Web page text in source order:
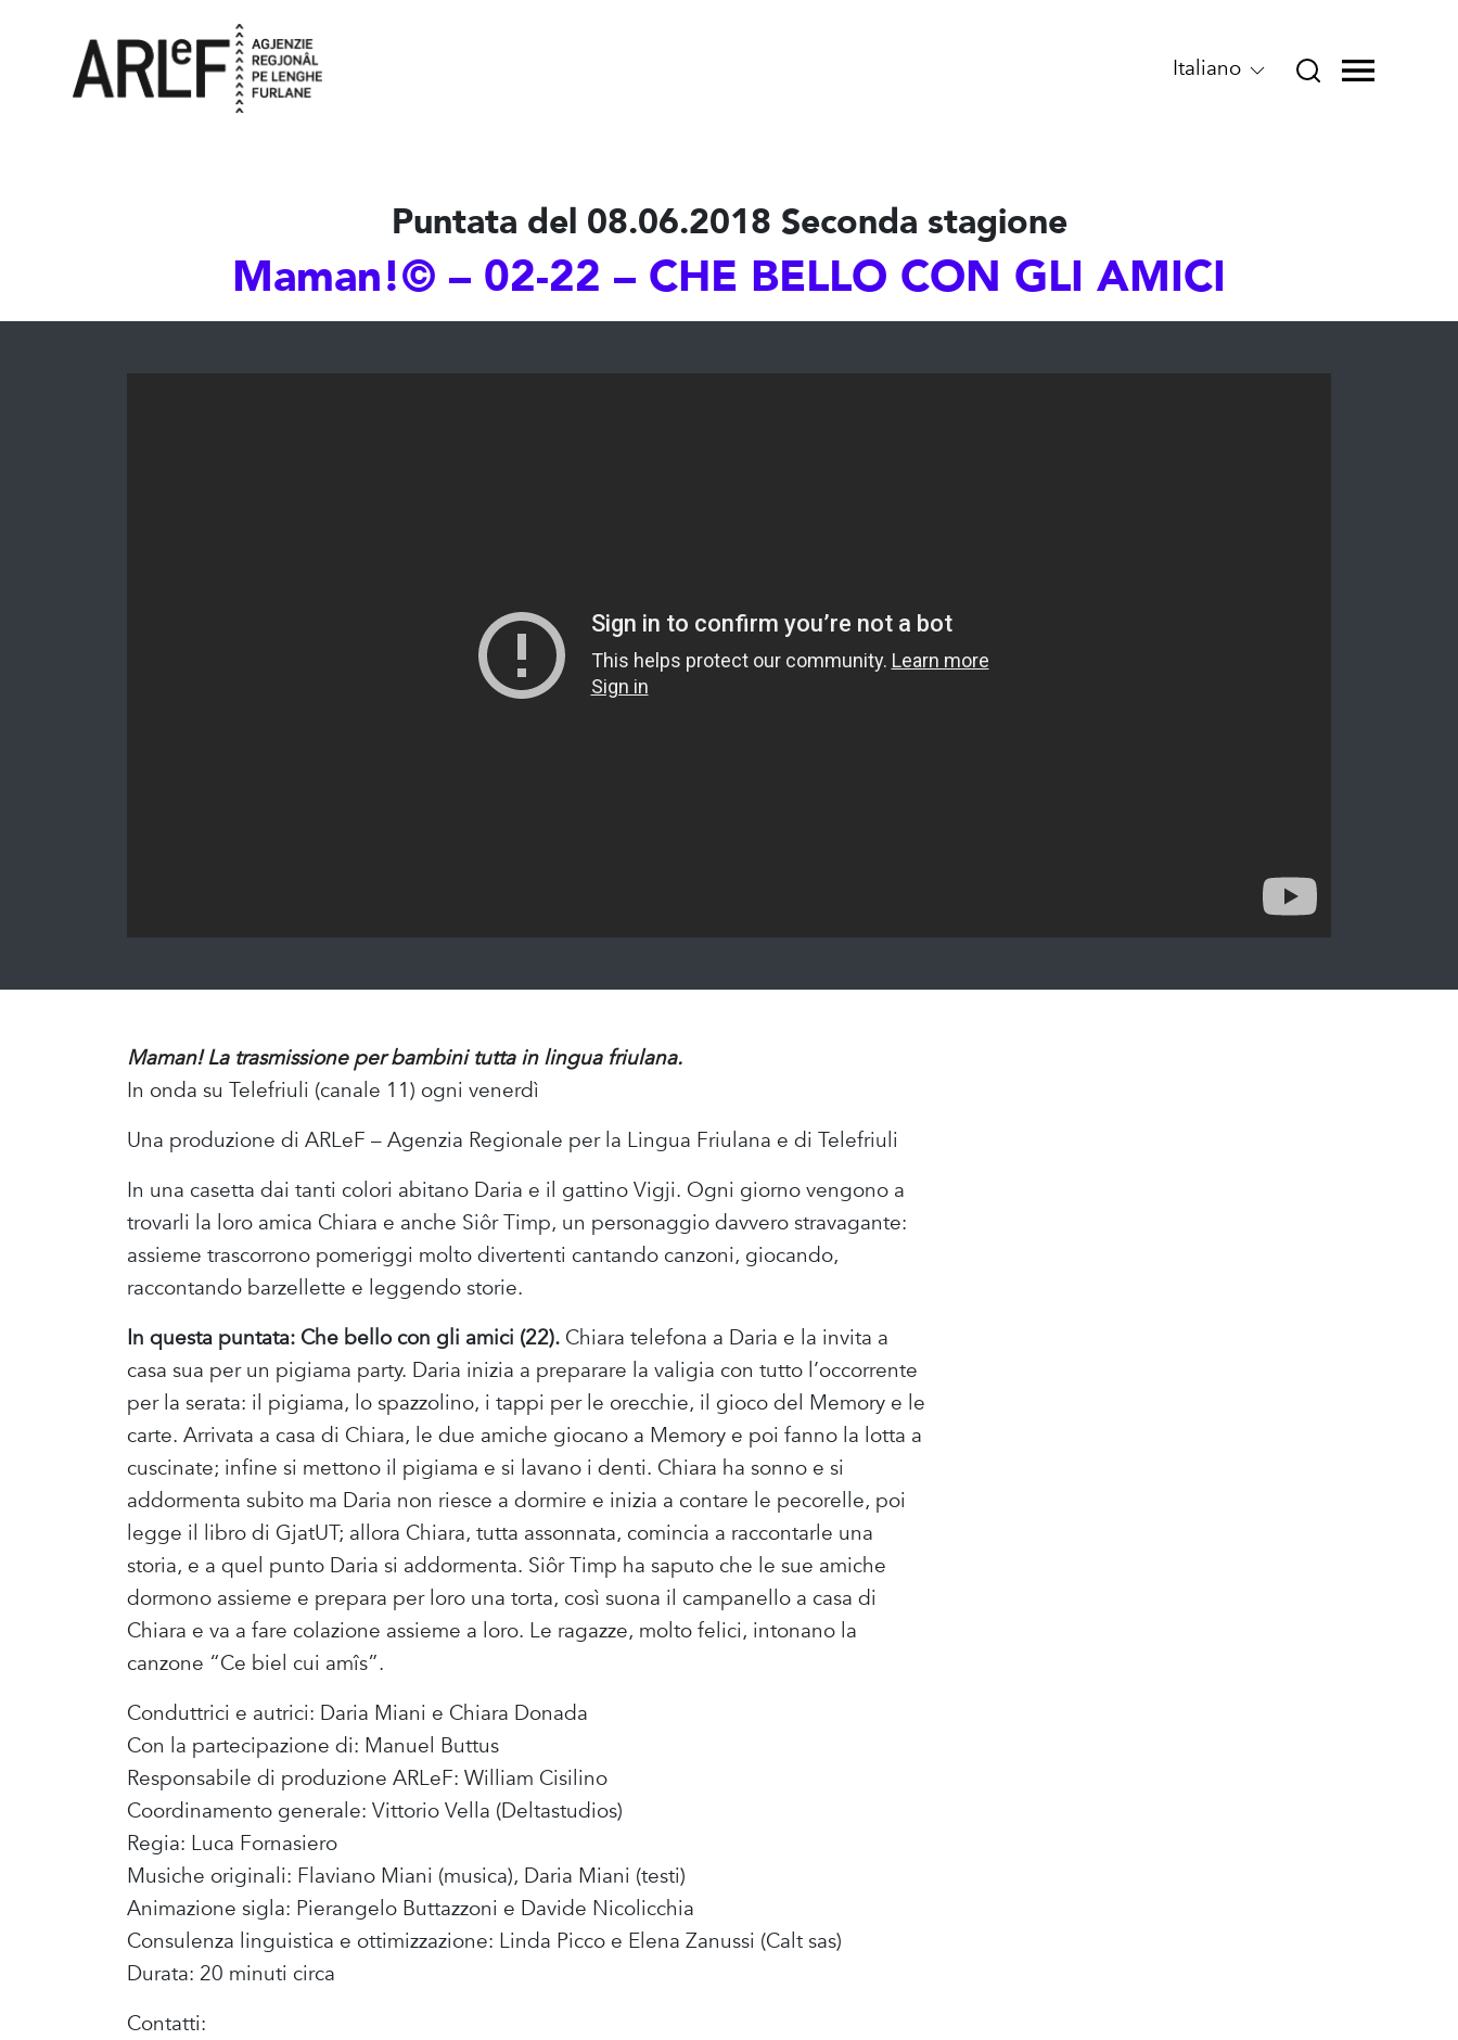
Italiano
Puntata del 08.06.2018 Seconda stagione
Maman!© – 02-22 – CHE BELLO CON GLI AMICI
Maman! La trasmissione per bambini tutta in lingua friulana.
In onda su Telefriuli (canale 11) ogni venerdì
Una produzione di ARLeF – Agenzia Regionale per la Lingua Friulana e di Telefriuli
In una casetta dai tanti colori abitano Daria e il gattino Vigji. Ogni giorno vengono a
trovarli la loro amica Chiara e anche Siôr Timp, un personaggio davvero stravagante:
assieme trascorrono pomeriggi molto divertenti cantando canzoni, giocando,
raccontando barzellette e leggendo storie.
In questa puntata: Che bello con gli amici (22). Chiara telefona a Daria e la invita a
casa sua per un pigiama party. Daria inizia a preparare la valigia con tutto l’occorrente
per la serata: il pigiama, lo spazzolino, i tappi per le orecchie, il gioco del Memory e le
carte. Arrivata a casa di Chiara, le due amiche giocano a Memory e poi fanno la lotta a
cuscinate; infine si mettono il pigiama e si lavano i denti. Chiara ha sonno e si
addormenta subito ma Daria non riesce a dormire e inizia a contare le pecorelle, poi
legge il libro di GjatUT; allora Chiara, tutta assonnata, comincia a raccontarle una
storia, e a quel punto Daria si addormenta. Siôr Timp ha saputo che le sue amiche
dormono assieme e prepara per loro una torta, così suona il campanello a casa di
Chiara e va a fare colazione assieme a loro. Le ragazze, molto felici, intonano la
canzone “Ce biel cui amîs”.
Conduttrici e autrici: Daria Miani e Chiara Donada
Con la partecipazione di: Manuel Buttus
Responsabile di produzione ARLeF: William Cisilino
Coordinamento generale: Vittorio Vella (Deltastudios)
Regia: Luca Fornasiero
Musiche originali: Flaviano Miani (musica), Daria Miani (testi)
Animazione sigla: Pierangelo Buttazzoni e Davide Nicolicchia
Consulenza linguistica e ottimizzazione: Linda Picco e Elena Zanussi (Calt sas)
Durata: 20 minuti circa
Contatti: